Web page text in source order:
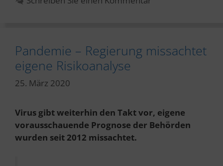
Pandemie – Regierung missachtet
eigene Risikoanalyse
25. März 2020
Virus gibt weiterhin den Takt vor, eigene
vorausschauende Prognose der Behörden
wurden seit 2012 missachtet.